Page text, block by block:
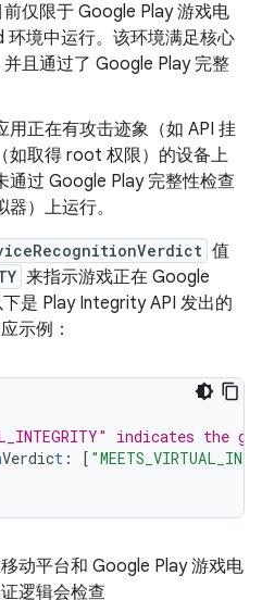
仅限于 Google Play 游戏电
环境中运行。该环境满足核心
且通过了 Google Play 完整
用正在有攻击迹象（如 API 挂
如取得 root 权限）的设备上
通过 Google Play 完整性检查
）上运行。
值
来指示游戏正在 Google
是 Play Integrity API 发出的
示例：
indicates the
Verdict : [
动平台和 Google Play 游戏电
逻辑会检查